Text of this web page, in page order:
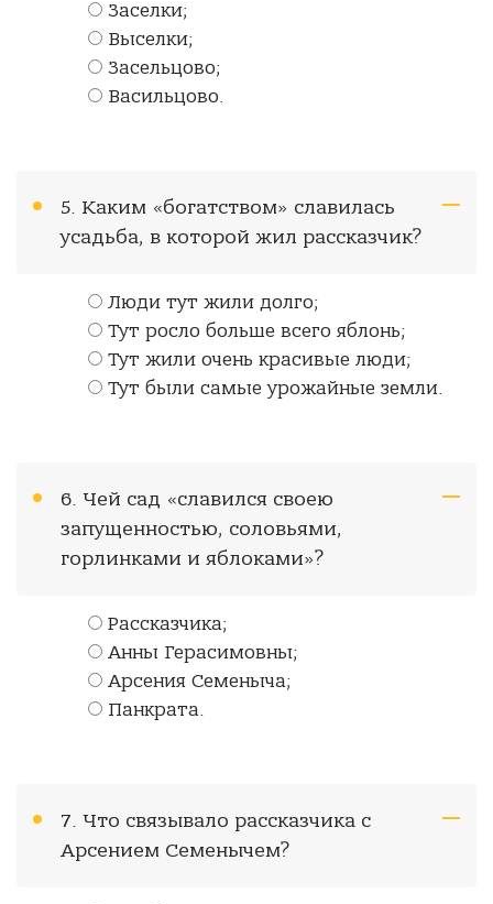
Заселки;
Выселки;
Засельцово;
Васильцово.
5. Каким «богатством» славилась
усадьба, в которой жил рассказчик?
Люди тут жили долго;
Тут росло больше всего яблонь;
Тут жили очень красивые люди;
Тут были самые урожайные земли.
6. Чей сад «славился своею
запущенностью, соловьями,
горлинками и яблоками»?
Рассказчика;
Анны Герасимовны;
Арсения Семеныча;
Панкрата.
7. Что связывало рассказчика с
Арсением Семенычем?